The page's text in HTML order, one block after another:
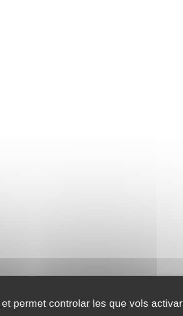
permet controlar les que vols activar